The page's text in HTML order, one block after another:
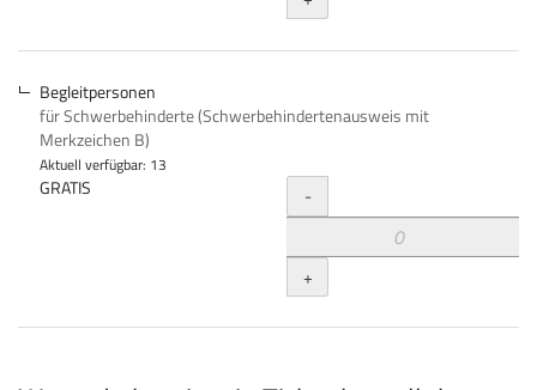
Begleitpersonen
für Schwerbehinderte (Schwerbehindertenausweis mit
Merkzeichen B)
Aktuell verfügbar: 13
GRATIS Menge
-
+